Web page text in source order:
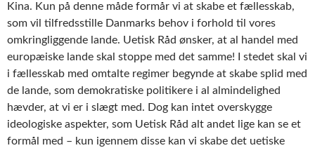
Kina. Kun på denne måde formår vi at skabe et fællesskab,
som vil tilfredsstille Danmarks behov i forhold til vores
omkringliggende lande. Uetisk Råd ønsker, at al handel med
europæiske lande skal stoppe med det samme! I stedet skal vi
i fællesskab med omtalte regimer begynde at skabe splid med
de lande, som demokratiske politikere i al almindelighed
hævder, at vi er i slægt med. Dog kan intet overskygge
ideologiske aspekter, som Uetisk Råd alt andet lige kan se et
formål med – kun igennem disse kan vi skabe det uetiske